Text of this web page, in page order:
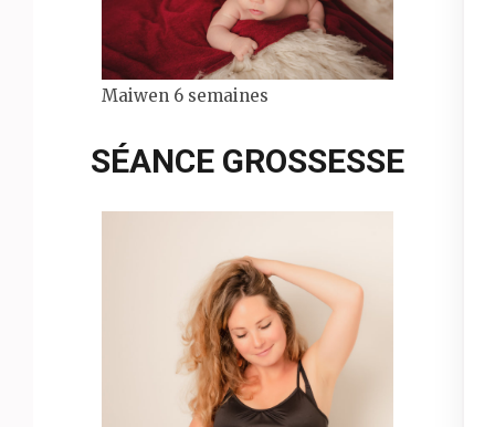
Maiwen 6 semaines
SÉANCE GROSSESSE